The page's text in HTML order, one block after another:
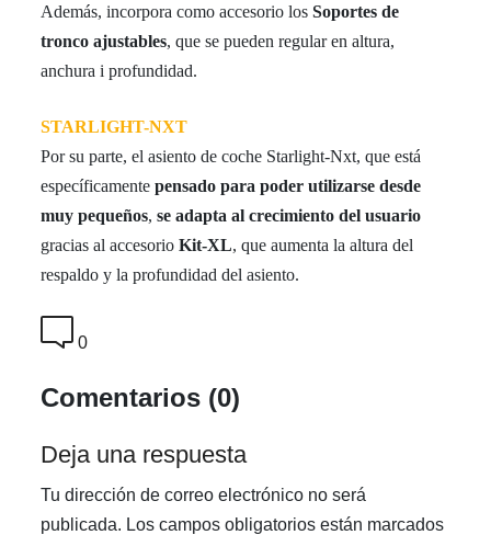
Además, incorpora como accesorio losSoportes de
tronco ajustables, que se pueden regular en altura,
anchura i profundidad.
STARLIGHT-NXT
Por su parte, el asiento de coche Starlight-Nxt, que está
específicamentepensado para poder utilizarse desde
muy pequeños,se adapta al crecimiento del usuario
gracias al accesorio Kit-XL, que aumenta la altura del
respaldo y la profundidad del asiento.
0
Comentarios (0)
Deja una respuesta
Tu dirección de correo electrónico no será
publicada. Los campos obligatorios están marcados